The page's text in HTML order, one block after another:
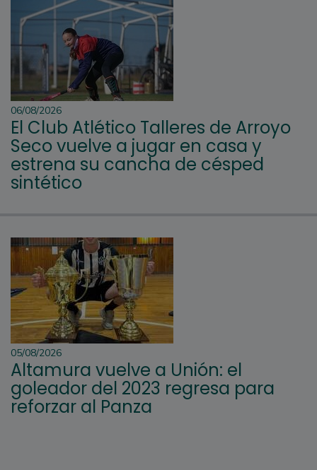
06/08/2026
El Club Atlético Talleres de Arroyo
Seco vuelve a jugar en casa y
estrena su cancha de césped
sintético
05/08/2026
Altamura vuelve a Unión: el
goleador del 2023 regresa para
reforzar al Panza